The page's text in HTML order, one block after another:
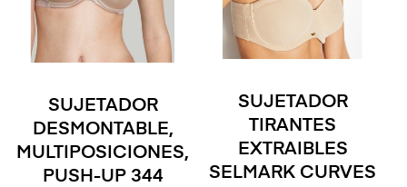
SUJETADOR
DESMONTABLE,
MULTIPOSICIONES,
PUSH-UP 344
SUJETADOR
TIRANTES
EXTRAIBLES
SELMARK CURVES